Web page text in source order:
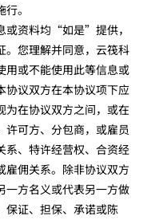
。
或资料均“如是”提供，
。您理解并同意，云筏科
用或不能使用此等信息或
协议双方在本协议项下应
为在协议双方之间，或在
许可方、分包商，或雇员
系、特许经营权、合资经
雇佣关系。除非协议双方
一方名义或代表另一方做
保证、担保、承诺或陈